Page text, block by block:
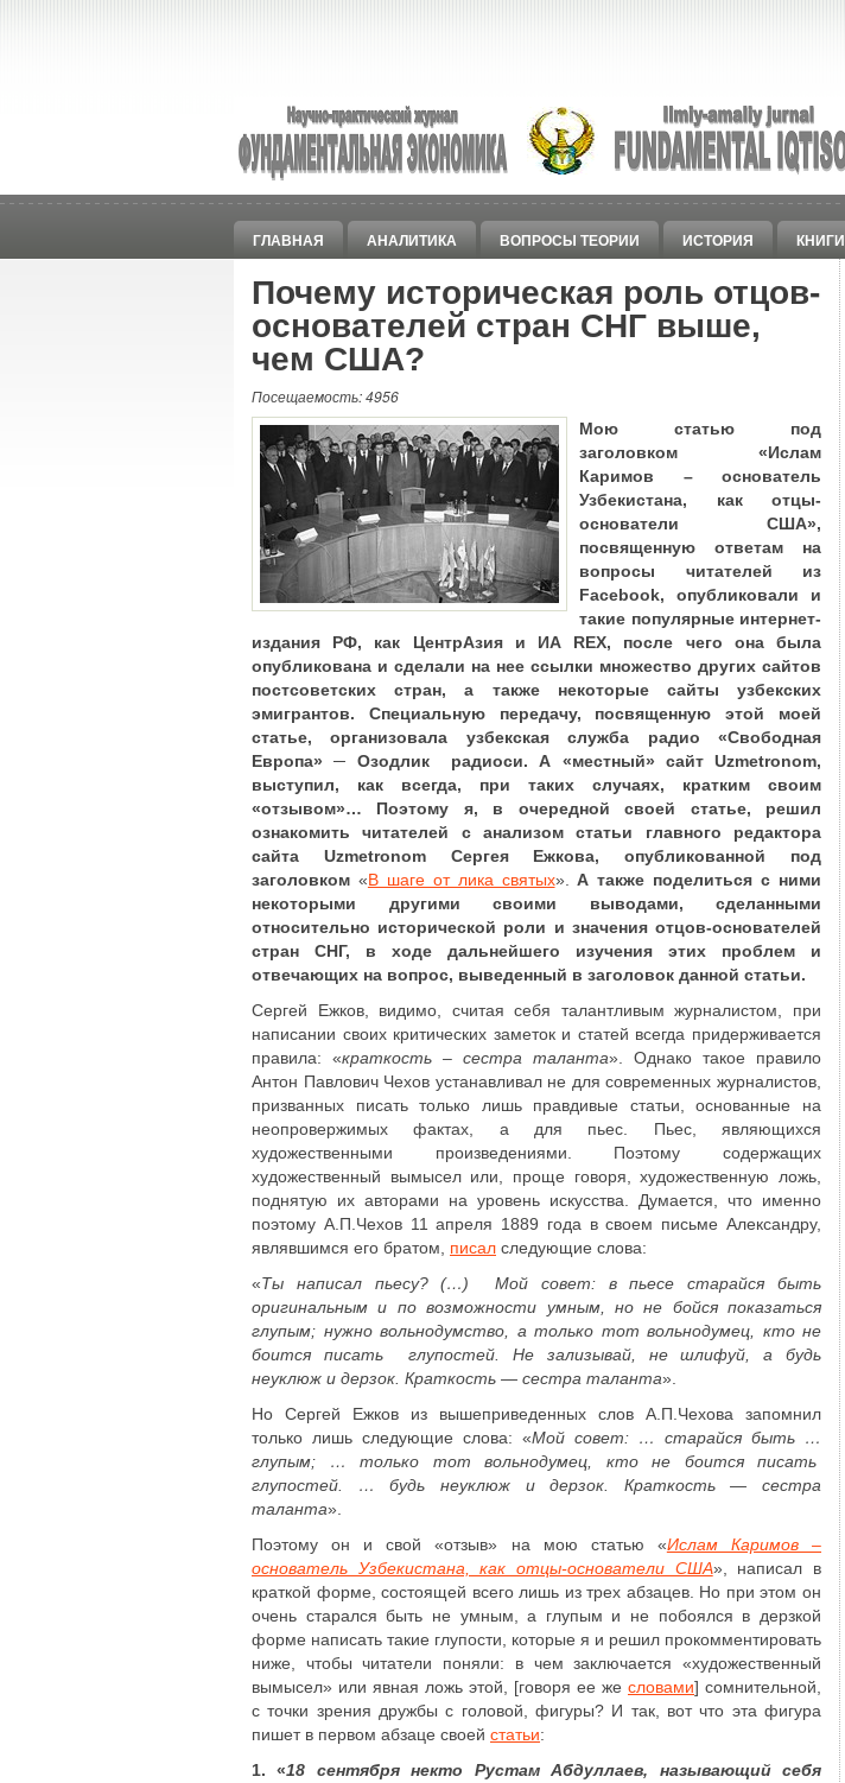
ГЛАВНАЯ АНАЛИТИКА ВОПРОСЫ ТЕОРИИ ИСТОРИЯ КНИГИ
Почему историческая роль отцов-
основателей стран СНГ выше,
чем США?
Посещаемость: 4956
Мою статью под
заголовком «Ислам
Каримов – основатель
Узбекистана, как отцы-
основатели США»,
посвященную ответам на
вопросы читателей из
Facebook, опубликовали и
такие популярные интернет-
издания РФ, как ЦентрАзия и ИА REX, после чего она была
опубликована и сделали на нее ссылки множество других сайтов
постсоветских стран, а также некоторые сайты узбекских
эмигрантов. Специальную передачу, посвященную этой моей
статье, организовала узбекская служба радио «Свободная
Европа» ─ Озодлик радиоси. А «местный» сайт Uzmetronom,
выступил, как всегда, при таких случаях, кратким своим
«отзывом»… Поэтому я, в очередной своей статье, решил
ознакомить читателей с анализом статьи главного редактора
сайта UzmetronomСергея Ежкова, опубликованной под
заголовком «В шаге от лика святых».А также поделиться с ними
некоторыми другими своими выводами, сделанными
относительно исторической роли и значения отцов-основателей
стран СНГ, в ходе дальнейшего изучения этих проблем и
отвечающих на вопрос, выведенный в заголовок данной статьи.
Сергей Ежков, видимо, считая себя талантливым журналистом, при
написании своих критических заметок и статей всегда придерживается
правила: «краткость – сестра таланта». Однако такое правило
Антон Павлович Чехов устанавливал не для современных журналистов,
призванных писать только лишь правдивые статьи, основанные на
неопровержимых фактах, а для пьес. Пьес, являющихся
художественными произведениями. Поэтому содержащих
художественный вымысел или, проще говоря, художественную ложь,
поднятую их авторами на уровень искусства. Думается, что именно
поэтому А.П.Чехов 11 апреля 1889 года в своем письме Александру,
являвшимся его братом, писал следующие слова:
«Ты написал пьесу? (…) Мой совет: в пьесе старайся быть
оригинальным и по возможности умным, но не бойся показаться
глупым; нужно вольнодумство, а только тот вольнодумец, кто не
боится писать глупостей. Не зализывай, не шлифуй, а будь
неуклюж и дерзок. Краткость — сестра таланта».
Но Сергей Ежков из вышеприведенных слов А.П.Чехова запомнил
только лишь следующие слова: «Мой совет: … старайся быть …
глупым; … только тот вольнодумец, кто не боится писать
глупостей. … будь неуклюж и дерзок. Краткость — сестра
таланта».
Поэтому он и свой «отзыв» на мою статью «Ислам Каримов –
основатель Узбекистана, как отцы-основатели США», написал в
краткой форме, состоящей всего лишь из трех абзацев. Но при этом он
очень старался быть не умным, а глупым и не побоялся в дерзкой
форме написать такие глупости, которые я и решил прокомментировать
ниже, чтобы читатели поняли: в чем заключается «художественный
вымысел» или явная ложь этой, [говоря ее же словами] сомнительной,
с точки зрения дружбы с головой, фигуры? И так, вот что эта фигура
пишет в первом абзаце своей статьи:
1. «18 сентября некто Рустам Абдуллаев, называющий себя